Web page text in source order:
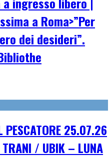
a Roma>”Per
dei desideri”.
PESCATORE 25.07.26
/ UBIK – LUNA